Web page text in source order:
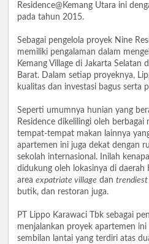
Residence@Kemang Utara ini
pada tahun 2015.
Sebagai pengelola proyek Nine
memiliki pengalaman dalam
Kemang Village di Jakarta Selatan
Barat. Dalam setiap proyeknya,
kualitas dan investasi bagus serta
Seperti umumnya hunian yang
Residence dikelilingi oleh
tempat-tempat makan lainnya
apartemen ini juga dekat dengan
sekolah internasional. Inilah
didukung oleh lokasinya di daerah
area expatriate village dan trendiest
butik, dan restoran juga.
PT Lippo Karawaci Tbk sebagai
menjalankan proyek apartemen
sembilan lantai yang terdiri atas